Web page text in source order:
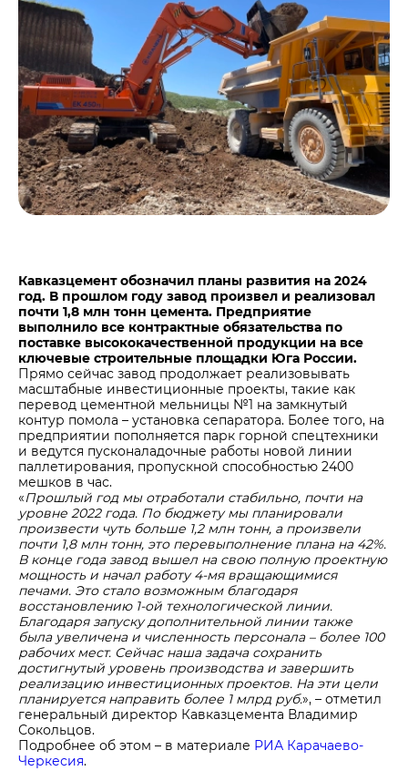
Кавказцемент обозначил планы развития на 2024
год. В прошлом году завод произвел и реализовал
почти 1,8 млн тонн цемента. Предприятие
выполнило все контрактные обязательства по
поставке высококачественной продукции на все
ключевые строительные площадки Юга России.
Прямо сейчас завод продолжает реализовывать
масштабные инвестиционные проекты, такие как
перевод цементной мельницы №1 на замкнутый
контур помола – установка сепаратора. Более того, на
предприятии пополняется парк горной спецтехники
и ведутся пусконаладочные работы новой линии
паллетирования, пропускной способностью 2400
мешков в час.
«Прошлый год мы отработали стабильно, почти на
уровне 2022 года. По бюджету мы планировали
произвести чуть больше 1,2 млн тонн, а произвели
почти 1,8 млн тонн, это перевыполнение плана на 42%.
В конце года завод вышел на свою полную проектную
мощность и начал работу 4-мя вращающимися
печами. Это стало возможным благодаря
восстановлению 1-ой технологической линии.
Благодаря запуску дополнительной линии также
была увеличена и численность персонала – более 100
рабочих мест. Сейчас наша задача сохранить
достигнутый уровень производства и завершить
реализацию инвестиционных проектов. На эти цели
планируется направить более 1 млрд руб.», – отметил
генеральный директор Кавказцемента Владимир
Сокольцов.
Подробнее об этом – в материале РИА Карачаево-
Черкесия.
Центры дистрибуции
Реализация ТМЦ и непрофильных активов
Политика в области закупок
В помощь поставщику
Не только цемент
Люди ЦЕМРОСа
Технологии и тренды
Издание для клиентов
Аналитика цементной отрасли
Медиабанк
Пресса о нас
Контакты
Контакты для СМИ
Служба доверия